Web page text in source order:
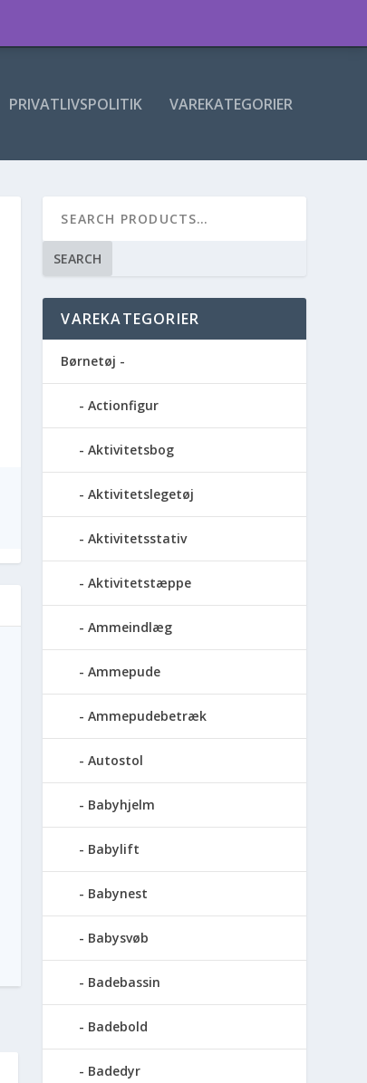
PRIVATLIVSPOLITIK VAREKATEGORIER
SEARCH
VAREKATEGORIER
Børnetøj -
Actionfigur
Aktivitetsbog
Aktivitetslegetøj
Aktivitetsstativ
Aktivitetstæppe
Ammeindlæg
Ammepude
Ammepudebetræk
Autostol
Babyhjelm
Babylift
Babynest
Babysvøb
Badebassin
Badebold
Badedyr